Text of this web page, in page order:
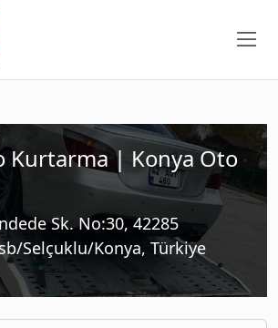
Kurtarma | Konya Oto
Sk. No:30, 42285
Selçuklu/Konya, Türkiye